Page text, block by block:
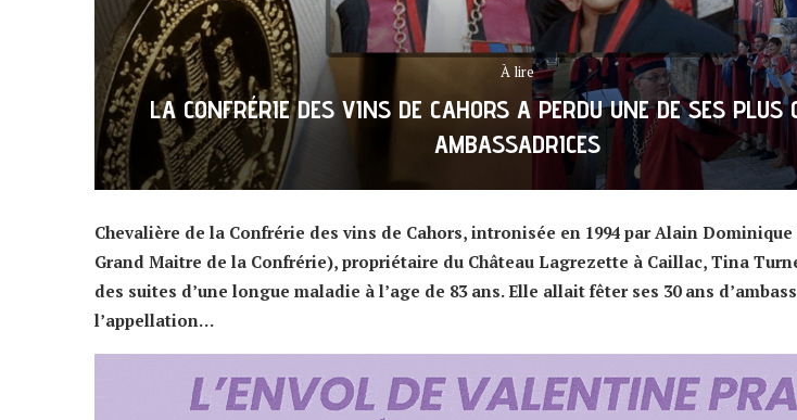
À lire
LA CONFRÉRIE DES VINS DE CAHORS A PERDU UNE DE SES PLUS
AMBASSADRICES
Chevalière de la Confrérie des vins de Cahors, intronisée en 1994 par Alain
Grand Maitre de la Confrérie), propriétaire du Château Lagrezette à Caillac, Tina
des suites d’une longue maladie à l’age de 83 ans. Elle allait fêter ses 30 ans
l’appellation…